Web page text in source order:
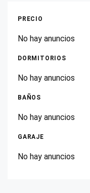
PRECIO
No hay anuncios
DORMITORIOS
No hay anuncios
BAÑOS
No hay anuncios
GARAJE
No hay anuncios